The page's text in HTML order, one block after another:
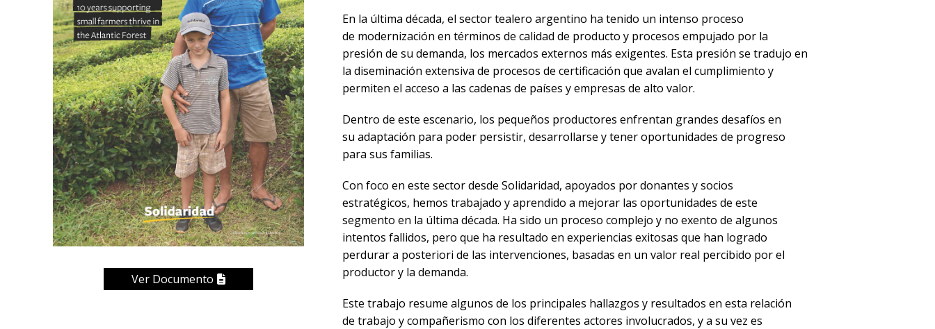
Ver Documento
En la última década, el sector tealero argentino ha tenido un intenso proceso
de modernización en términos de calidad de producto y procesos empujado por la
presión de su demanda, los mercados externos más exigentes. Esta presión se tradujo en
la diseminación extensiva de procesos de certificación que avalan el cumplimiento y
permiten el acceso a las cadenas de países y empresas de alto valor.
Dentro de este escenario, los pequeños productores enfrentan grandes desafíos en
su adaptación para poder persistir, desarrollarse y tener oportunidades de progreso
para sus familias.
Con foco en este sector desde Solidaridad, apoyados por donantes y socios
estratégicos, hemos trabajado y aprendido a mejorar las oportunidades de este
segmento en la última década. Ha sido un proceso complejo y no exento de algunos
intentos fallidos, pero que ha resultado en experiencias exitosas que han logrado
perdurar a posteriori de las intervenciones, basadas en un valor real percibido por el
productor y la demanda.
Este trabajo resume algunos de los principales hallazgos y resultados en esta relación
de trabajo y compañerismo con los diferentes actores involucrados, y a su vez es